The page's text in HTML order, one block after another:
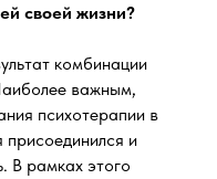
своей жизни?
комбинации
важным,
психотерапии в
и
В рамках этого